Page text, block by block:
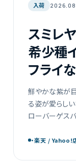
入荷
スミレ
希少種
フライ
鮮やかな紫が
る姿が愛らし
ローバーゲス
チャクダイな
・楽天 / Yahoo!